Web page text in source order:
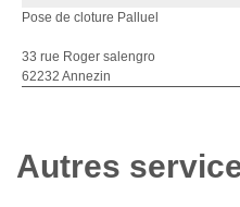
Pose de cloture Palluel
33 rue Roger salengro
62232 Annezin
Autres